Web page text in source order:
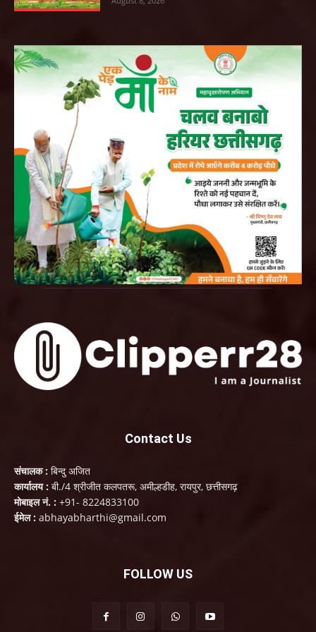
Contact Us
संचालक : बिन्दु अजित
कार्यालय : बी./4 श्रीजीत कलपतरू, अमील्हडीह, रायपुर, छत्तीसगढ़
मोबाइल नं. : +91- 8224833100
ईमेल : abhayabharthi@gmail.com
FOLLOW US